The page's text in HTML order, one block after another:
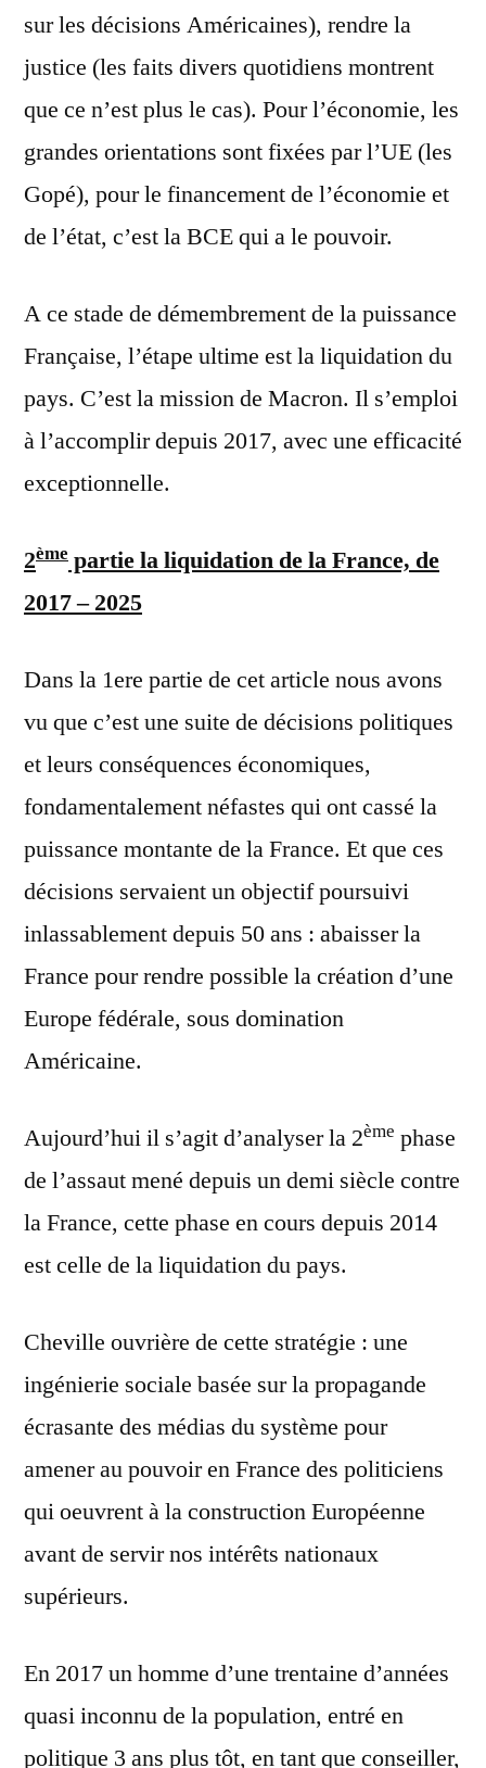
sur les décisions Américaines), rendre la
justice (les faits divers quotidiens montrent
que ce n’est plus le cas). Pour l’économie, les
grandes orientations sont fixées par l’UE (les
Gopé), pour le financement de l’économie et
de l’état, c’est la BCE qui a le pouvoir.
A ce stade de démembrement de la puissance
Française, l’étape ultime est la liquidation du
pays. C’est la mission de Macron. Il s’emploi
à l’accomplir depuis 2017, avec une efficacité
exceptionnelle.
2ème partie la liquidation de la France, de
2017 – 2025
Dans la 1ere partie de cet article nous avons
vu que c’est une suite de décisions politiques
et leurs conséquences économiques,
fondamentalement néfastes qui ont cassé la
puissance montante de la France. Et que ces
décisions servaient un objectif poursuivi
inlassablement depuis 50 ans : abaisser la
France pour rendre possible la création d’une
Europe fédérale, sous domination
Américaine.
Aujourd’hui il s’agit d’analyser la 2ème phase
de l’assaut mené depuis un demi siècle contre
la France, cette phase en cours depuis 2014
est celle de la liquidation du pays.
Cheville ouvrière de cette stratégie : une
ingénierie sociale basée sur la propagande
écrasante des médias du système pour
amener au pouvoir en France des politiciens
qui oeuvrent à la construction Européenne
avant de servir nos intérêts nationaux
supérieurs.
En 2017 un homme d’une trentaine d’années
quasi inconnu de la population, entré en
politique 3 ans plus tôt, en tant que conseiller,